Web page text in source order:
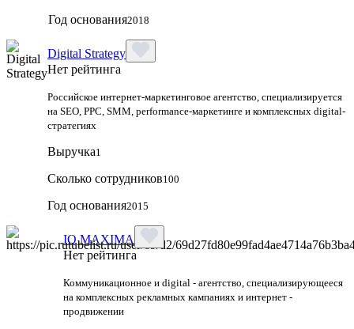
Год основания2018
Digital Strategy
Нет рейтинга
Российское интернет-маркетинговое агентство, специализируется
на SEO, PPC, SMM, performance-маркетинге и комплексных digital-
стратегиях
Выручка1
Сколько сотрудников100
Год основания2015
IQ MAXIMA
Нет рейтинга
Коммуникационное и digital - агентство, специализирующееся
на комплексных рекламных кампаниях и интернет -
продвижении